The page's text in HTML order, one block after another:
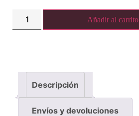
Añadir al carrito
Descripción
Envíos y devoluciones